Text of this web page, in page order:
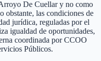
De Cuellar y no como
obstante, las condiciones de
jurídica, reguladas por el
igualdad de oportunidades,
coordinada por CCOO
Públicos.